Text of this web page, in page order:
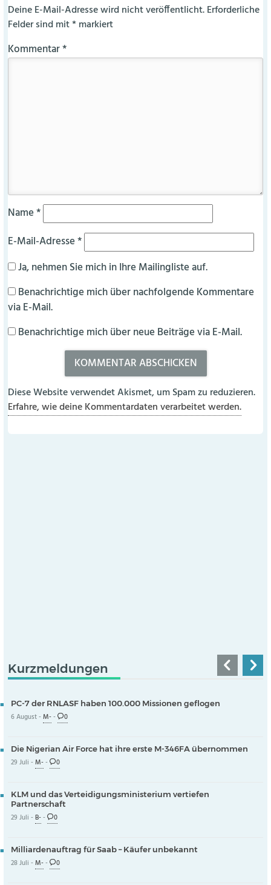
Deine E-Mail-Adresse wird nicht veröffentlicht. Erforderliche
Felder sind mit*markiert
Kommentar*
Name*
E-Mail-Adresse*
Ja, nehmen Sie mich in Ihre Mailingliste auf.
Benachrichtige mich über nachfolgende Kommentare
via E-Mail.
Benachrichtige mich über neue Beiträge via E-Mail.
Diese Website verwendet Akismet, um Spam zu reduzieren.
Erfahre, wie deine Kommentardaten verarbeitet werden.
Kurzmeldungen
PC-7 der RNLASF haben 100.000 Missionen geflogen
6 August -M-- 0
Die Nigerian Air Force hat ihre erste M-346FA übernommen
29 Juli -M-- 0
KLM und das Verteidigungsministerium vertiefen
Partnerschaft
29 Juli -B-- 0
Milliardenauftrag für Saab – Käufer unbekannt
28 Juli -M-- 0